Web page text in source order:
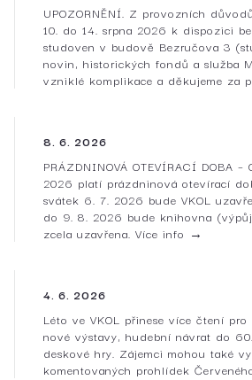
UPOZORNĚNÍ. Z provozních
10. do 14. srpna 2026 k dispozici
studoven v budově Bezručova 3
novin, historických fondů a služba
vzniklé komplikace a děkujeme za
8. 6. 2026
PRÁZDNINOVÁ OTEVÍRACÍ DOBA
2026 platí prázdninová otevírací
svátek 6. 7. 2026 bude VKOL
do 9. 8. 2026 bude knihovna
zcela uzavřena. Více info →
4. 6. 2026
Léto ve VKOL přinese více čtení pro
nové výstavy, hudební návrat do
deskové hry. Zájemci mohou také
komentovaných prohlídek